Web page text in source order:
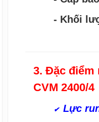
- Khối
3. Đặc điểm
CVM 2400/4
✔ Lực